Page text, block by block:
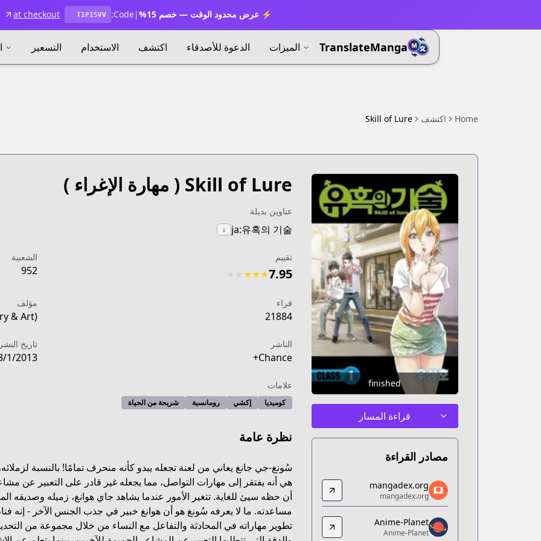
⚡ عرض محدود الوقت — خصم 15% |
Code:
T1P15VV
at checkout
TranslateManga الميزات الدعوة للأصدقاء اكتشف الاستخدام التسعير
Home اكتشف Skill of Lure
finished
قراءة المسار
مصادر القراءة
mangadex.org
mangadex.org
https://mangadex.org/title/fcd90c82-eff5-4491-8abb-b529fa803b59
Anime-Planet
mangadex.org
mangadex.org
Anime-Planet
Anime-Planet
Skill of Lure ( مهارة الإغراء )
عناوين بديلة
ja:유혹의 기술
↓
تقييم
7.95
★
★
★
الشعبية
952
قراء
21884
مؤلف
& Art)
الناشر
Chance+
تاريخ
1/2013
علامات
كوميديا إكشي رومانسية شريحة من الحياة
نظرة عامة
سُونغ-جي جانغ يعاني من لعنة تجعله يبدو كأنه منحرف تمامًا! بالنسبة
هي أنه يفتقر إلى مهارات التواصل، مما يجعله غير قادر على التعبير عن
أن حظه سيئ للغاية. تتغير الأمور عندما يشاهد جاي هوانغ، زميله وصديقه
مساعدته. ما لا يعرفه سُونغ هو أن هوانغ خبير في جذب الجنس الآخر - إنه
تطوير مهاراته في المحادثة والتفاعل مع النساء من خلال مجموعة من